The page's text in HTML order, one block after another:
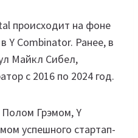
происходит на фоне
Y Combinator. Ранее, в
Майкл Сибел,
с 2016 по 2024 год.
Полом Грэмом, Y
успешного стартап-